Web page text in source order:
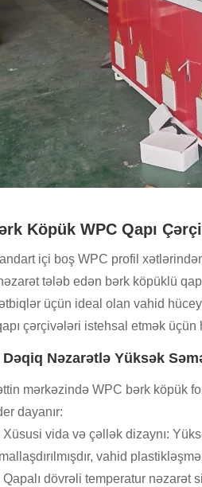
Köpük WPC Qapı
içi boş WPC profil
tələb edən bərk köpüklü
üçün ideal olan vahid
çərçivələri istehsal etmək üçün
Dəqiq Nəzarətlə Yüksək
mərkəzində WPC bərk köpük
dayanır:
Xüsusi vida və çəllək dizaynı:
vahid
Qapalı dövrəli temperatur nəzarət